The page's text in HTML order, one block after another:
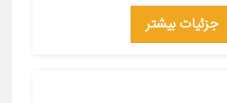
جزئیات بیشتر